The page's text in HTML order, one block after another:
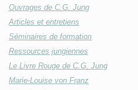
Ouvrages de C.G. Jung
Articles et entretiens
Séminaires de formation
Ressources jungiennes
Le Livre Rouge de C.G. Jung
Marie-Louise von Franz